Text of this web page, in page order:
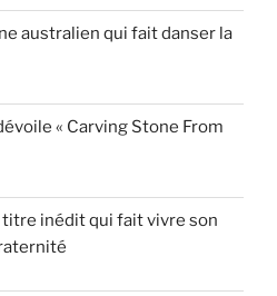
australien qui fait danser la
« Carving Stone From
titre inédit qui fait vivre son